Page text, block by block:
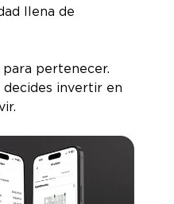
llena de
para pertenecer.
decides invertir en